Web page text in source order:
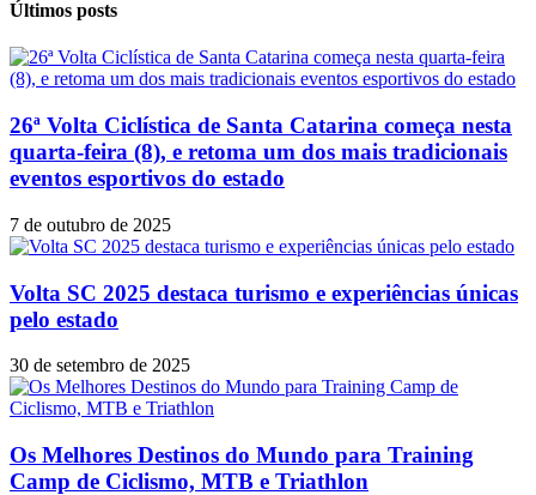
Últimos posts
26ª Volta Ciclística de Santa Catarina começa nesta
quarta-feira (8), e retoma um dos mais tradicionais
eventos esportivos do estado
7 de outubro de 2025
Volta SC 2025 destaca turismo e experiências únicas
pelo estado
30 de setembro de 2025
Os Melhores Destinos do Mundo para Training
Camp de Ciclismo, MTB e Triathlon